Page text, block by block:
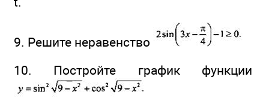
9. Решите неравенство
10. Постройте график функции